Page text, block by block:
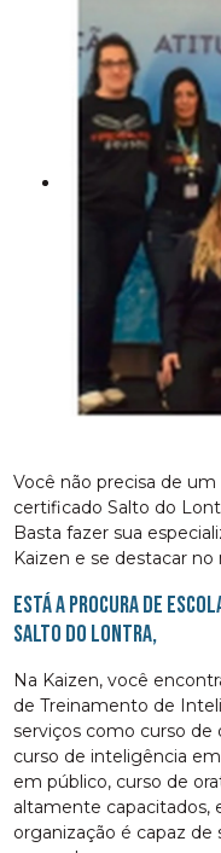
Você não precisa de
certificado Salto do
Basta fazer sua
Kaizen e se destacar no
Está a procura de
Salto do Lontra,
Na Kaizen, você
de Treinamento de
serviços como curso de
curso de inteligência
em público, curso de
altamente capacitados,
organização é capaz